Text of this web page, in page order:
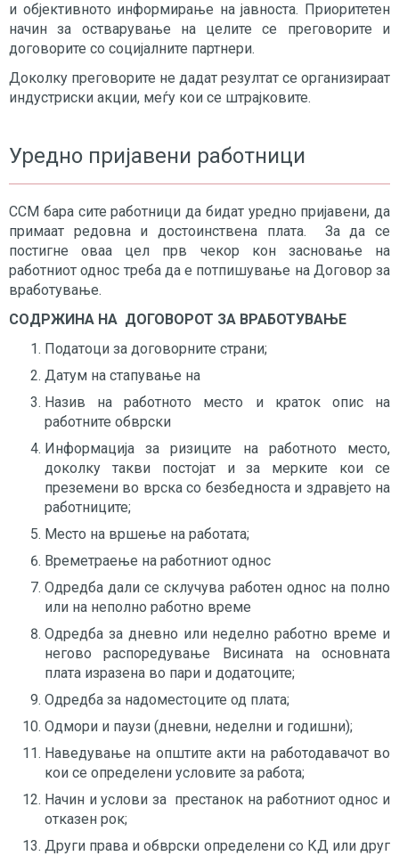
и објективното информирање на јавноста. Приоритетен
начин за остварување на целите се преговорите и
договорите со социјалните партнери.
Доколку преговорите не дадат резултат се организираат
индустриски акции, меѓу кои се штрајковите.
Уредно пријавени работници
ССМ бара сите работници да бидат уредно пријавени, да
примаат редовна и достоинствена плата. За да се
постигне оваа цел прв чекор кон засновање на
работниот однос треба да е потпишување на Договор за
вработување.
СОДРЖИНА НА ДОГОВОРОТ ЗА ВРАБОТУВАЊЕ
Податоци за договорните страни;
Датум на стапување на
Назив на работното место и краток опис на
работните обврски
Информација за ризиците на работното место,
доколку такви постојат и за мерките кои се
преземени во врска со безбедноста и здравјето на
работниците;
Место на вршење на работата;
Времетраење на работниот однос
Одредба дали се склучува работен однос на полно
или на неполно работно време
Одредба за дневно или неделно работно време и
негово распоредување Висината на основната
плата изразена во пари и додатоците;
Одредба за надоместоците од плата;
Одмори и паузи (дневни, неделни и годишни);
Наведување на општите акти на работодавачот во
кои се определени условите за работа;
Начин и услови за престанок на работниот однос и
отказен рок;
Други права и обврски определени со КД или друг